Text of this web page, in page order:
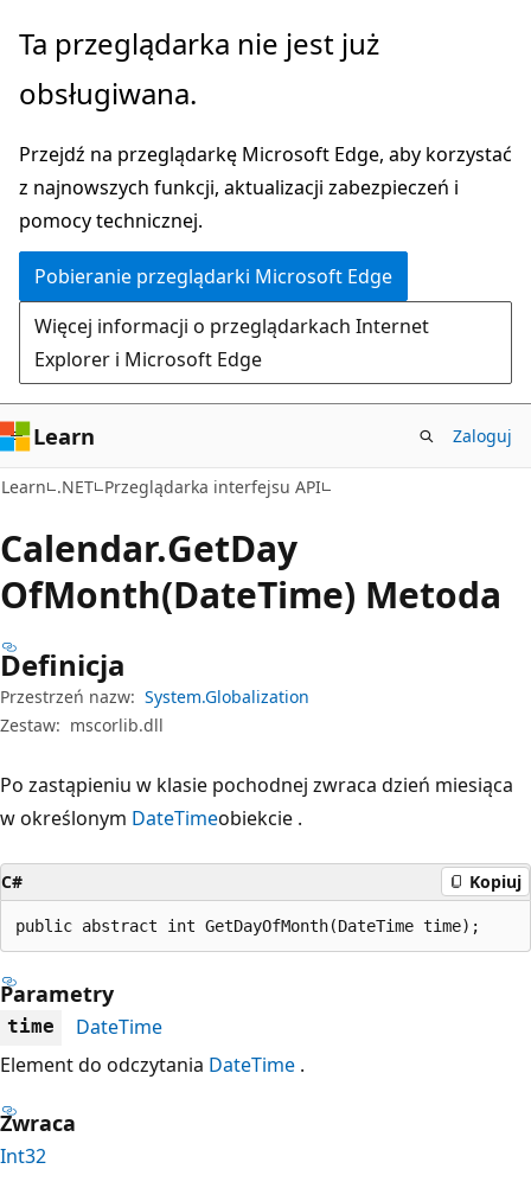
Przejdź
głównej
Przejdź
nawigacji
stronie
Ta przeglądarka nie jest już
obsługiwana.
Przejdź na przeglądarkę Microsoft Edge, aby korzystać
z najnowszych funkcji, aktualizacji zabezpieczeń i
pomocy technicznej.
Pobieranie przeglądarki Microsoft Edge
Więcej informacji o przeglądarkach Internet
Explorer i Microsoft Edge
Learn Zaloguj
Learn .NET Przeglądarka interfejsu API
Calendar.GetDay
OfMonth(DateTime) Metoda
Definicja
Przestrzeń nazw: System.Globalization
Zestaw: mscorlib.dll
Po zastąpieniu w klasie pochodnej zwraca dzień miesiąca
w określonym DateTimeobiekcie .
C# Kopiuj
public abstract int GetDayOfMonth(DateTime time);
Parametry
time
DateTime
Element do odczytania DateTime .
Zwraca
Int32